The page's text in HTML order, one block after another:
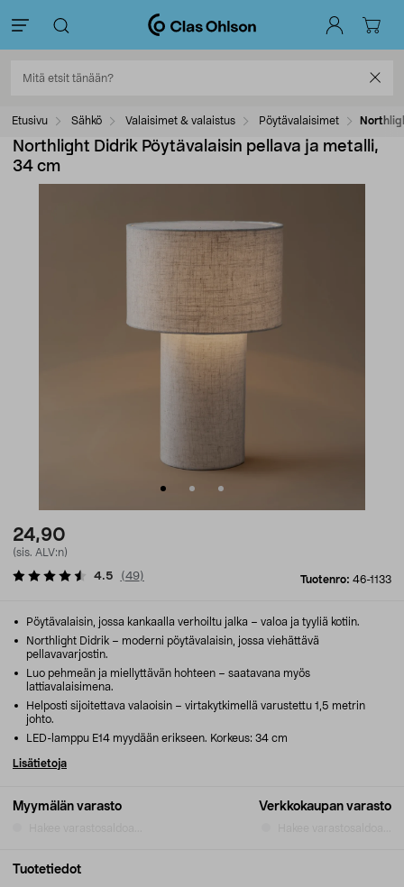
Etusivu Sähkö Valaisimet & valaistus Pöytävalaisimet
Northlight Didrik Pöytävalaisin pellava ja metalli,
34 cm
24,90
(sis. ALV:n)
Tuotenro: 46-1133
4.5 (49)
Myymälän varasto Verkkokaupan varasto
Pöytävalaisin, jossa kankaalla verhoiltu jalka – valoa ja tyyliä kotiin.
Northlight Didrik – moderni pöytävalaisin, jossa viehättävä
pellavavarjostin.
Luo pehmeän ja miellyttävän hohteen – saatavana myös
lattiavalaisimena.
Helposti sijoitettava valaoisin – virtakytkimellä varustettu 1,5 metrin
johto.
LED-lamppu E14 myydään erikseen. Korkeus: 34 cm
Lisätietoja
Tuotetiedot